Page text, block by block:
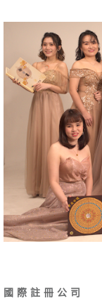
國際註冊公司